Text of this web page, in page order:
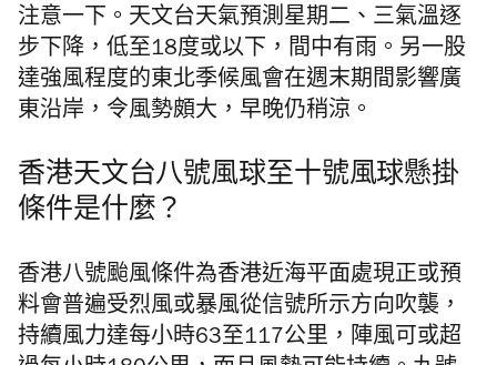
注意一下。天文台天氣預測星期二、三氣溫逐
步下降，低至18度或以下，間中有雨。另一股
達強風程度的東北季候風會在週末期間影響廣
東沿岸，令風勢頗大，早晚仍稍涼。
香港天文台八號風球至十號風球懸掛
條件是什麼？
香港八號颱風條件為香港近海平面處現正或預
料會普遍受烈風或暴風從信號所示方向吹襲，
持續風力達每小時63至117公里，陣風可或超